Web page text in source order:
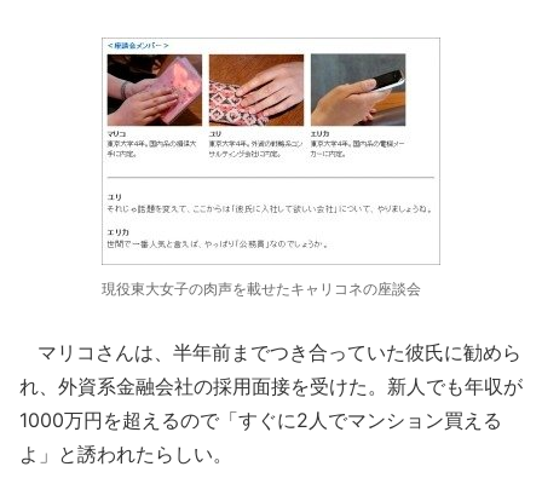
現役東大女子の肉声を載せたキャリコネの座談会
マリコさんは、半年前までつき合っていた彼氏に勧めら
れ、外資系金融会社の採用面接を受けた。新人でも年収が
1000万円を超えるので「すぐに2人でマンション買える
よ」と誘われたらしい。